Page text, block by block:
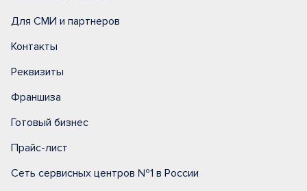
Для СМИ и партнеров
Контакты
Реквизиты
Франшиза
Готовый бизнес
Прайс-лист
Сеть сервисных центров №1 в России